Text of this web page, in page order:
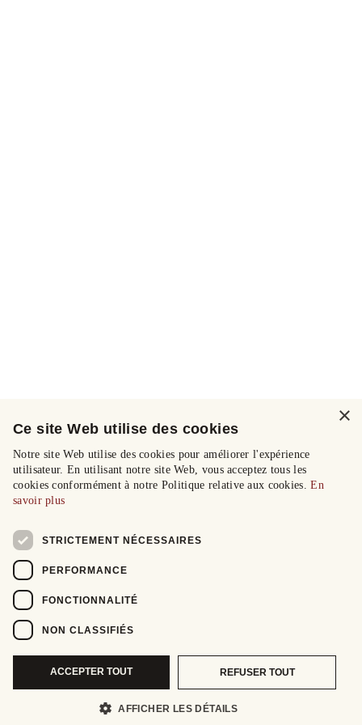
×
Ce site Web utilise des cookies
Notre site Web utilise des cookies pour améliorer l'expérience
utilisateur. En utilisant notre site Web, vous acceptez tous les
cookies conformément à notre Politique relative aux cookies.En
savoir plus
STRICTEMENT NÉCESSAIRES
PERFORMANCE
FONCTIONNALITÉ
NON CLASSIFIÉS
ACCEPTER TOUT REFUSER TOUT
AFFICHER LES DÉTAILS